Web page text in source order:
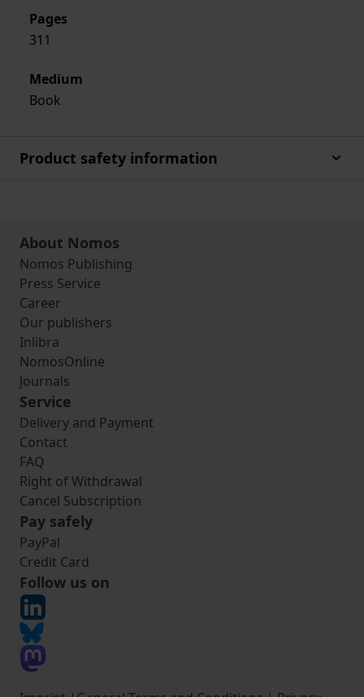
Pages
311
Medium
Book
Product safety information
About Nomos
Nomos Publishing
Press Service
Career
Our publishers
Inlibra
NomosOnline
Journals
Service
Delivery and Payment
Contact
FAQ
Right of Withdrawal
Cancel Subscription
Pay safely
PayPal
Credit Card
Follow us on